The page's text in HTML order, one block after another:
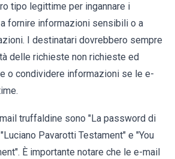
tipo legittime per ingannare i
fornire informazioni sensibili o a
I destinatari dovrebbero sempre
delle richieste non richieste ed
o condividere informazioni se le e-
truffaldine sono "La password di
Pavarotti Testament" e "You
È importante notare che le e-mail